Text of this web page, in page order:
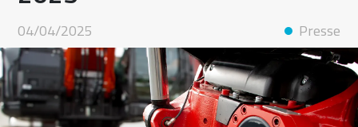
04/04/2025 Presse